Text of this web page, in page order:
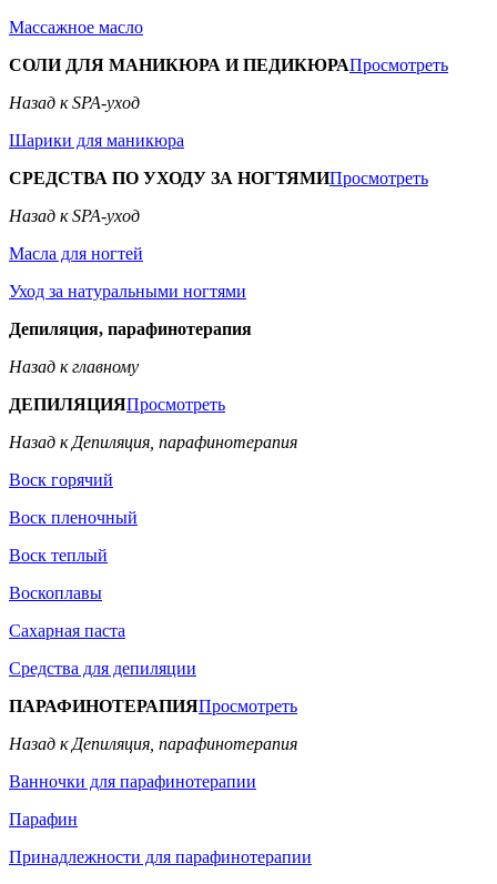
Массажное масло
СОЛИ ДЛЯ МАНИКЮРА И ПЕДИКЮРАПросмотреть
Назад к SPA-уход
Шарики для маникюра
СРЕДСТВА ПО УХОДУ ЗА НОГТЯМИПросмотреть
Назад к SPA-уход
Масла для ногтей
Уход за натуральными ногтями
Депиляция, парафинотерапия
Назад к главному
ДЕПИЛЯЦИЯПросмотреть
Назад к Депиляция, парафинотерапия
Воск горячий
Воск пленочный
Воск теплый
Воскоплавы
Сахарная паста
Средства для депиляции
ПАРАФИНОТЕРАПИЯПросмотреть
Назад к Депиляция, парафинотерапия
Ванночки для парафинотерапии
Парафин
Принадлежности для парафинотерапии